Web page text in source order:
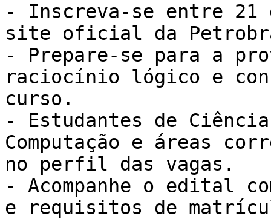
- Inscreva-se entre 21
site oficial da
- Prepare-se para a
raciocínio lógico e
curso.
- Estudantes de
Computação e áreas
no perfil das vagas.
- Acompanhe o edital
e requisitos de